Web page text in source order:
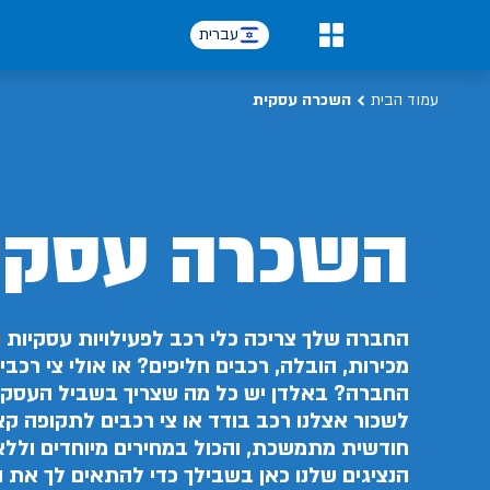
עברית
עמוד הבית השכרה עסקית
השכרה
החברה שלך צריכה כלי רכב לפעילויות עסקיות
מכירות, הובלה, רכבים חליפים? או אולי צי
החברה? באלדן יש כל מה שצריך בשביל
לשכור אצלנו רכב בודד או צי רכבים לתקופה
חודשית מתמשכת, והכול במחירים מיוחדים
הנציגים שלנו כאן בשבילך כדי להתאים לך